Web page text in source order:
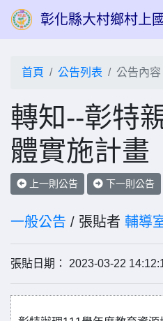
彰化縣大村鄉村上
首頁 公告列表 公告內容
轉知--彰特
體實施計畫
上一則公告 下一則公告
一般公告 / 張貼者 輔導
張貼日期： 2023-03-22